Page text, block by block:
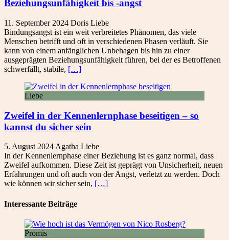
Beziehungsunfähigkeit bis -angst
11. September 2024 Doris Liebe
Bindungsangst ist ein weit verbreitetes Phänomen, das viele
Menschen betrifft und oft in verschiedenen Phasen verläuft. Sie
kann von einem anfänglichen Unbehagen bis hin zu einer
ausgeprägten Beziehungsunfähigkeit führen, bei der es Betroffenen
schwerfällt, stabile, […]
Liebe
Zweifel in der Kennenlernphase beseitigen – so
kannst du sicher sein
5. August 2024 Agatha Liebe
In der Kennenlernphase einer Beziehung ist es ganz normal, dass
Zweifel aufkommen. Diese Zeit ist geprägt von Unsicherheit, neuen
Erfahrungen und oft auch von der Angst, verletzt zu werden. Doch
wie können wir sicher sein, […]
Interessante Beiträge
Promis